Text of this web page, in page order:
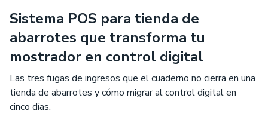
Sistema POS para tienda de
abarrotes que transforma tu
mostrador en control digital
Las tres fugas de ingresos que el cuaderno no cierra en una
tienda de abarrotes y cómo migrar al control digital en
cinco días.